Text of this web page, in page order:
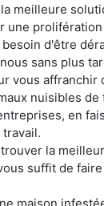
meilleure
une
d'être
sans plus
vous affranchir
nuisibles
en
la
suffit de
maison